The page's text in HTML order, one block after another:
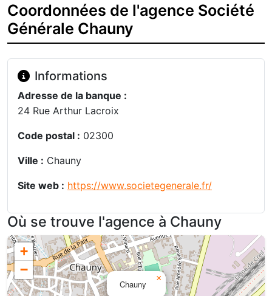
Coordonnées de l'agence Société
Générale Chauny
Informations
Adresse de la banque :
24 Rue Arthur Lacroix
Code postal : 02300
Ville : Chauny
Site web : https://www.societegenerale.fr/
Où se trouve l'agence à Chauny
Chauny
×
+
−